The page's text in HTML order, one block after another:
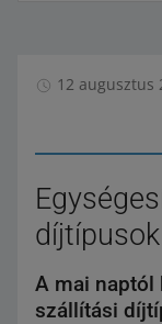
12 augusztus
A mai naptól
szállítási